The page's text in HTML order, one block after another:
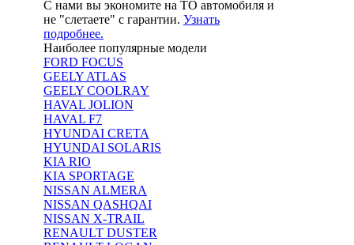
С нами вы экономите на ТО автомобиля и
не "слетаете" с гарантии. Узнать
подробнее.
Наиболее популярные модели
FORD FOCUS
GEELY ATLAS
GEELY COOLRAY
HAVAL JOLION
HAVAL F7
HYUNDAI CRETA
HYUNDAI SOLARIS
KIA RIO
KIA SPORTAGE
NISSAN ALMERA
NISSAN QASHQAI
NISSAN X-TRAIL
RENAULT DUSTER